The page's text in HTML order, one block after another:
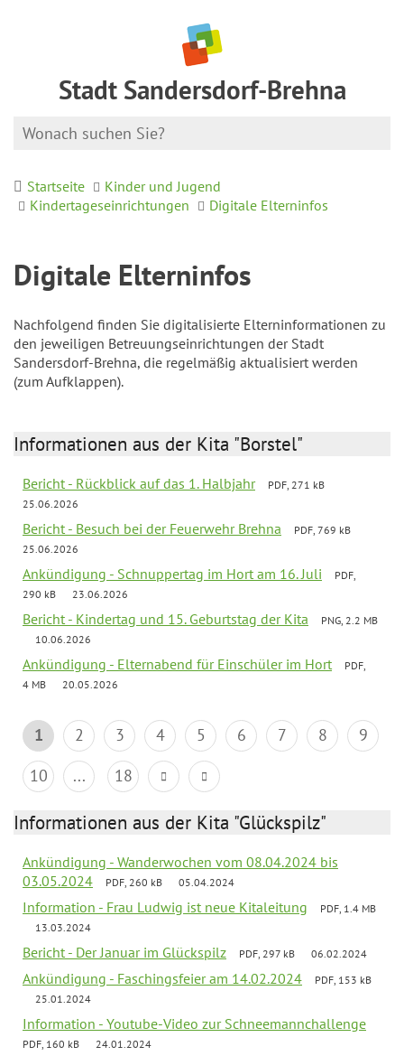
Stadt Sandersdorf-Brehna
Startseite
Kinder und Jugend
Kindertageseinrichtungen
Digitale Elterninfos
Digitale Elterninfos
Nachfolgend finden Sie digitalisierte Elterninformationen zu
den jeweiligen Betreuungseinrichtungen der Stadt
Sandersdorf-Brehna, die regelmäßig aktualisiert werden
(zum Aufklappen).
Informationen aus der Kita "Borstel"
Bericht - Rückblick auf das 1. Halbjahr
PDF, 271 kB
25.06.2026
Bericht - Besuch bei der Feuerwehr Brehna
PDF, 769 kB
25.06.2026
Ankündigung - Schnuppertag im Hort am 16. Juli
PDF,
290 kB
23.06.2026
Bericht - Kindertag und 15. Geburtstag der Kita
PNG, 2.2 MB
10.06.2026
Ankündigung - Elternabend für Einschüler im Hort
PDF,
4 MB
20.05.2026
1 2 3 4 5 6 7 8
9
10
... 18
Informationen aus der Kita "Glückspilz"
Ankündigung - Wanderwochen vom 08.04.2024 bis
03.05.2024
PDF, 260 kB 05.04.2024
Information - Frau Ludwig ist neue Kitaleitung
PDF, 1.4 MB
13.03.2024
Bericht - Der Januar im Glückspilz PDF, 297 kB 06.02.2024
Ankündigung - Faschingsfeier am 14.02.2024
PDF, 153 kB
25.01.2024
Information - Youtube-Video zur Schneemannchallenge
PDF, 160 kB 24.01.2024